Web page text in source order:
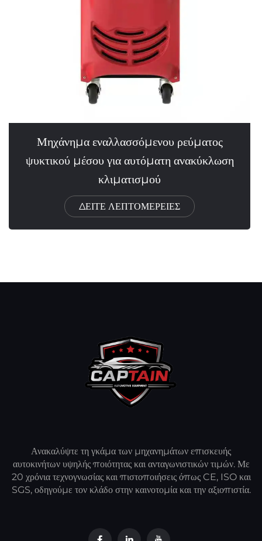
Μηχάνημα εναλλασσόμενου ρεύματος
ψυκτικού μέσου για αυτόματη ανακύκλωση
κλιματισμού
ΔΕΙΤΕ ΛΕΠΤΟΜΕΡΕΙΕΣ
Ανακαλύψτε τη γκάμα των μηχανημάτων επισκευής
αυτοκινήτων υψηλής ποιότητας και ανταγωνιστικών τιμών. Με
20 χρόνια τεχνογνωσίας και πιστοποιήσεις όπως CE, ISO και
SGS, οδηγούμε τον κλάδο στην καινοτομία και την αξιοπιστία.